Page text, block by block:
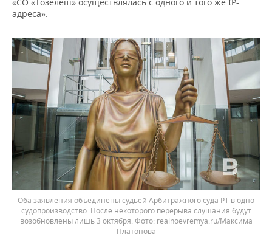
адреса».
Оба заявления объединены судьей Арбитражного суда РТ в одно
судопроизводство. После некоторого перерыва слушания будут
возобновлены лишь 3 октября.
realnoevremya.ru/Максима
Платонова